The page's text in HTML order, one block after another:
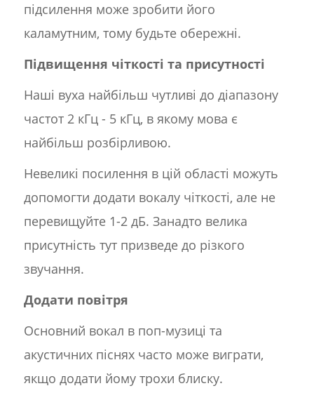
підсилення може зробити його
каламутним, тому будьте обережні.
Підвищення чіткості та присутності
Наші вуха найбільш чутливі до діапазону
частот 2 кГц - 5 кГц, в якому мова є
найбільш розбірливою.
Невеликі посилення в цій області можуть
допомогти додати вокалу чіткості, але не
перевищуйте 1-2 дБ. Занадто велика
присутність тут призведе до різкого
звучання.
Додати повітря
Основний вокал в поп-музиці та
акустичних піснях часто може виграти,
якщо додати йому трохи блиску.